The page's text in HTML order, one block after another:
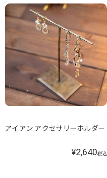
アイアン アクセサリーホルダー
¥2,640税込